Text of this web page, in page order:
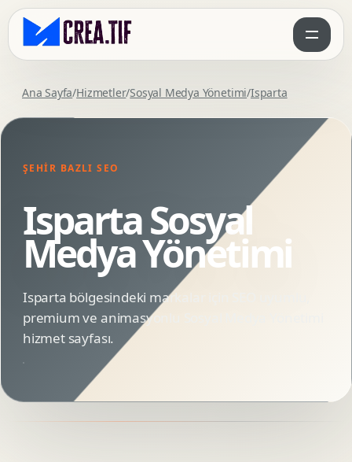
Ana Sayfa/Hizmetler/Sosyal Medya Yönetimi/Isparta
ŞEHIR BAZLI SEO
Isparta Sosyal
Medya Yönetimi
Isparta bölgesindeki markalar için SEO uyumlu,
premium ve animasyonlu Sosyal Medya Yönetimi
hizmet sayfası.